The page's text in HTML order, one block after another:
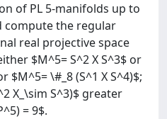
of PL 5-manifolds up to
compute the regular
real projective space
$M^5= S^2 X S^3$ or
$M^5= \#_8 (S^1 X S^4)$;
X_\sim S^3)$ greater
= 9$.